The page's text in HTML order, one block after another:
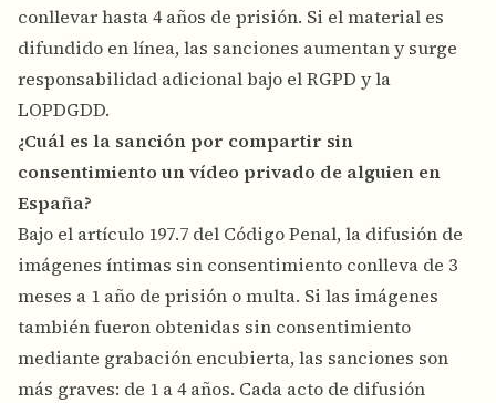
conllevar hasta 4 años de prisión. Si el material es
difundido en línea, las sanciones aumentan y surge
responsabilidad adicional bajo el RGPD y la
LOPDGDD.
¿Cuál es la sanción por compartir sin
consentimiento un vídeo privado de alguien en
España?
Bajo el artículo 197.7 del Código Penal, la difusión de
imágenes íntimas sin consentimiento conlleva de 3
meses a 1 año de prisión o multa. Si las imágenes
también fueron obtenidas sin consentimiento
mediante grabación encubierta, las sanciones son
más graves: de 1 a 4 años. Cada acto de difusión